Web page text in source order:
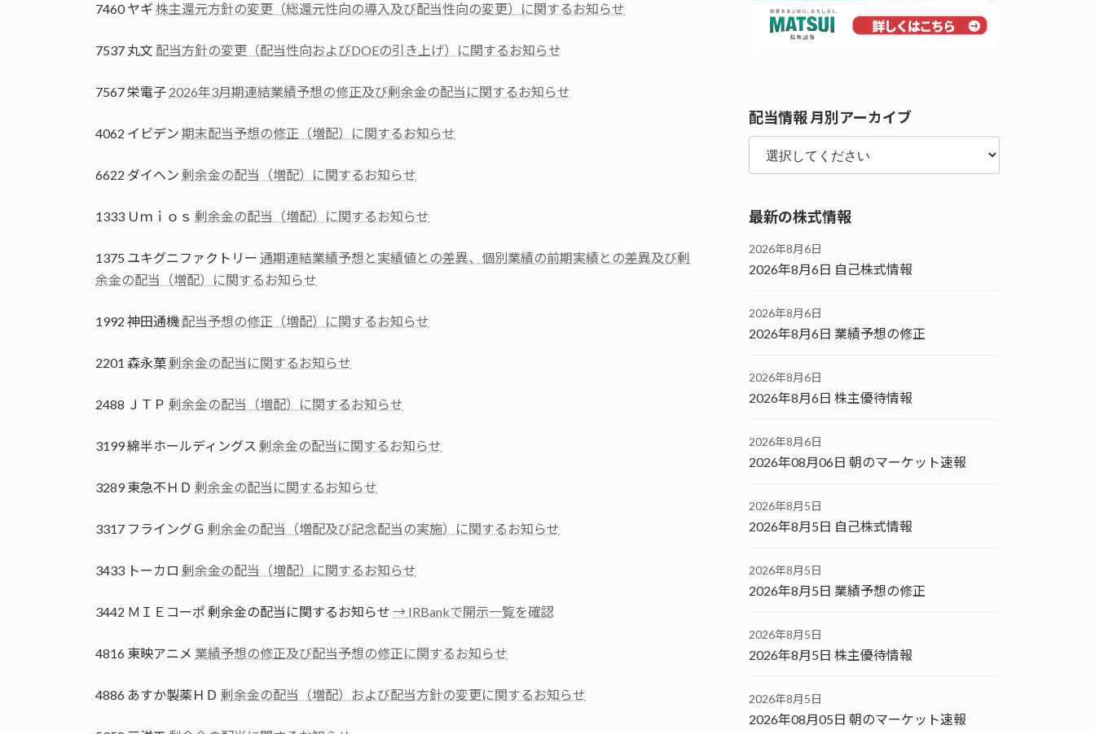
7460 ヤギ 株主還元方針の変更（総還元性向の導入及び配当性向の変更）に関するお知らせ
7537 丸文 配当方針の変更（配当性向およびDOEの引き上げ）に関するお知らせ
7567 栄電子 2026年3月期連結業績予想の修正及び剰余金の配当に関するお知らせ
4062 イビデン 期末配当予想の修正（増配）に関するお知らせ
6622 ダイヘン 剰余金の配当（増配）に関するお知らせ
1333 Ｕｍｉｏｓ 剰余金の配当（増配）に関するお知らせ
1375 ユキグニファクトリー 通期連結業績予想と実績値との差異、個別業績の前期実績との差異及び剰
余金の配当（増配）に関するお知らせ
1992 神田通機 配当予想の修正（増配）に関するお知らせ
2201 森永菓剰余金の配当に関するお知らせ
2488 ＪＴＰ 剰余金の配当（増配）に関するお知らせ
3199 綿半ホールディングス 剰余金の配当に関するお知らせ
3289 東急不ＨＤ 剰余金の配当に関するお知らせ
3317 フライングＧ 剰余金の配当（増配及び記念配当の実施）に関するお知らせ
3433 トーカロ 剰余金の配当（増配）に関するお知らせ
3442 ＭＩＥコーポ 剰余金の配当に関するお知らせ → IRBankで開示一覧を確認
4816 東映アニメ 業績予想の修正及び配当予想の修正に関するお知らせ
4886 あすか製薬ＨＤ 剰余金の配当（増配）および配当方針の変更に関するお知らせ
配当情報 月別アーカイブ
最新の株式情報
2026年8月6日
2026年8月6日 自己株式情報
2026年8月6日
2026年8月6日 業績予想の修正
2026年8月6日
2026年8月6日 株主優待情報
2026年8月6日
2026年08月06日 朝のマーケット速報
2026年8月5日
2026年8月5日 自己株式情報
2026年8月5日
2026年8月5日 業績予想の修正
2026年8月5日
2026年8月5日 株主優待情報
2026年8月5日
2026年08月05日 朝のマーケット速報